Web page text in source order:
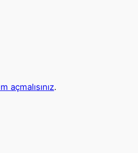
açmalısınız.